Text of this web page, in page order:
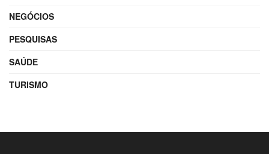
NEGÓCIOS
PESQUISAS
SAÚDE
TURISMO